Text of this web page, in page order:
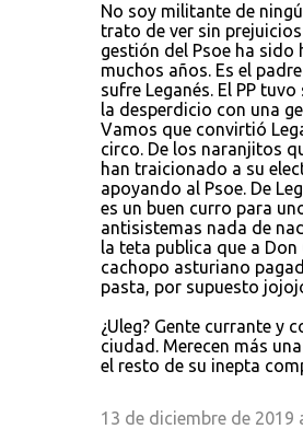
No soy militante de
trato de ver sin
gestión del Psoe ha sido
muchos años. Es el
sufre Leganés. El PP
la desperdicio con una
Vamos que convirtió
circo. De los naranjitos
han traicionado a su
apoyando al Psoe. De
es un buen curro para
antisistemas nada de
la teta publica que a Don
cachopo asturiano
pasta, por supuesto
¿Uleg? Gente currante y
ciudad. Merecen más
el resto de su inepta
13 de diciembre de 2019